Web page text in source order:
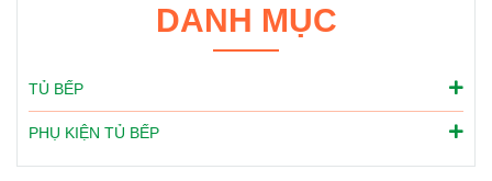
DANH MỤC
TỦ BẾP
PHỤ KIỆN TỦ BẾP